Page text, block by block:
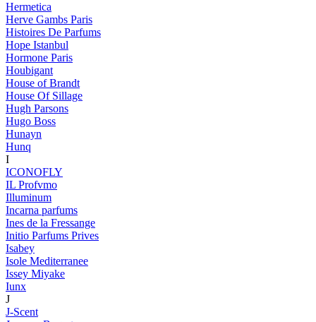
Hermetica
Herve Gambs Paris
Histoires De Parfums
Hope Istanbul
Hormone Paris
Houbigant
House of Brandt
House Of Sillage
Hugh Parsons
Hugo Boss
Hunayn
Hunq
I
ICONOFLY
IL Profvmo
Illuminum
Incarna parfums
Ines de la Fressange
Initio Parfums Prives
Isabey
Isole Mediterranee
Issey Miyake
Iunx
J
J-Scent